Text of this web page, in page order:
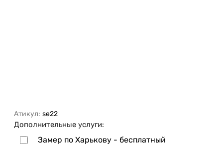
Атикул: se22
Дополнительные услуги:
Замер по Харькову - бесплатный